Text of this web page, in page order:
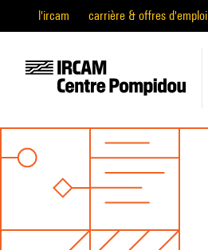
l'ircam carrière & offres d'emploi